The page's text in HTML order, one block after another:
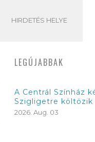
HIRDETÉS HELYE
LEGÚJABBAK
A Centrál Színház
Szigligetre költözik
2026. Aug. 03